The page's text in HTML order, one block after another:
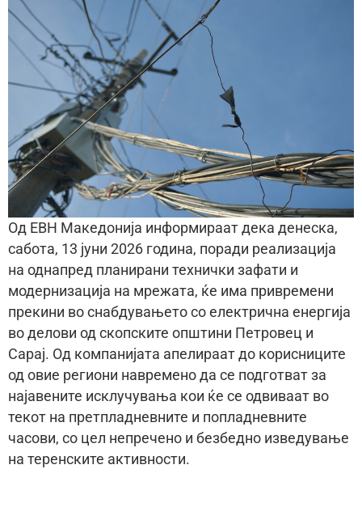
Од ЕВН Македонија информираат дека денеска,
сабота, 13 јуни 2026 година, поради реализација
на однапред планирани технички зафати и
модернизација на мрежата, ќе има привремени
прекини во снабдувањето со електрична енергија
во делови од скопските општини Петровец и
Сарај. Од компанијата апелираат до корисниците
од овие региони навремено да се подготват за
најавените исклучувања кои ќе се одвиваат во
текот на претпладневните и попладневните
часови, со цел непречено и безбедно изведување
на теренските активности.